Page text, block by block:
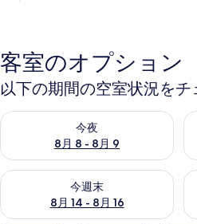
客室のオプション
以下の期間の空室状況をチ
今夜
8月 8 - 8月 9
今夜 8月 8 - 8月 9 の空室状況をチ
今週末
8月 14 - 8月 16
今週末 8月 14 - 8月 16 の空室状況